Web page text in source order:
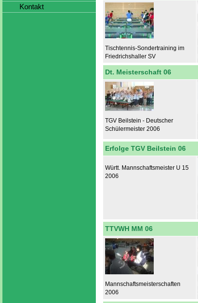
Tischtennis-Sondertraining im
Friedrichshaller SV
Dt. Meisterschaft 06
TGV Beilstein - Deutscher
Schülermeister 2006
Erfolge TGV Beilstein 06
Württ. Mannschaftsmeister U 15
2006
TTVWH MM 06
Mannschaftsmeisterschaften
2006
Kontakt